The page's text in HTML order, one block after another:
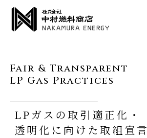
Fair & Transparent
LP Gas Practices
LPガスの取引適正化・
透明化に向けた取組宣⾔